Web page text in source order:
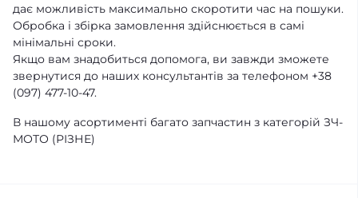
дає можливість максимально скоротити час на пошуки.
Обробка і збірка замовлення здійснюється в самі
мінімальні сроки.
Якщо вам знадобиться допомога, ви завжди зможете
звернутися до наших консультантів за телефоном +38
(097) 477-10-47.
В нашому асортименті багато запчастин з категорій ЗЧ-
МОТО (РІЗНЕ)